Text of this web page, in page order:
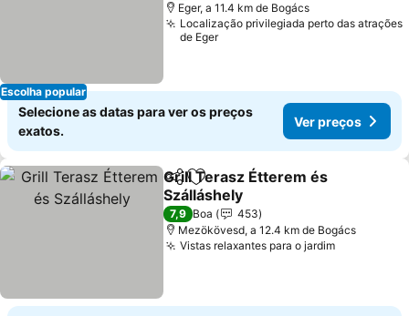
Escolha popular
Eger, a 11.4 km de Bogács
Localização privilegiada perto das atrações
de Eger
Selecione as datas para ver os preços
exatos.
Ver preços
PartilharAdicionar aos favoritos
Grill Terasz Étterem és
Szálláshely
7,9 Boa
453
Mezökövesd, a 12.4 km de Bogács
Vistas relaxantes para o jardim